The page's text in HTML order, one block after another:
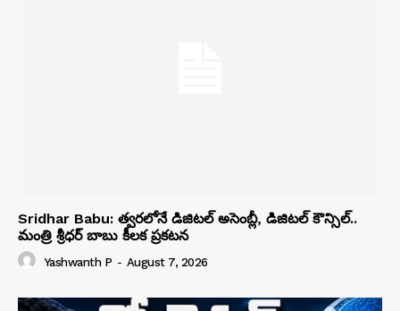
Sridhar Babu: త్వరలోనే డిజిటల్ అసెంబ్లీ, డిజిటల్ కౌన్సిల్..
మంత్రి శ్రీధర్ బాబు కీలక ప్రకటన
Yashwanth P - August 7, 2026